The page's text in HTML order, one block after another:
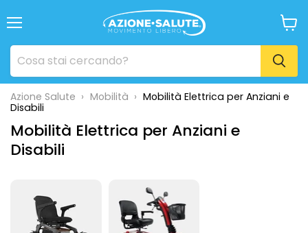
il
Azione Salute › Mobilità › Mobilità Elettrica per Anziani e
Disabili
Mobilità Elettrica per Anziani e
Disabili